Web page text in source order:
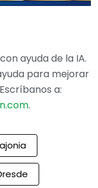
ayuda de la IA.
para mejorar
a:
.